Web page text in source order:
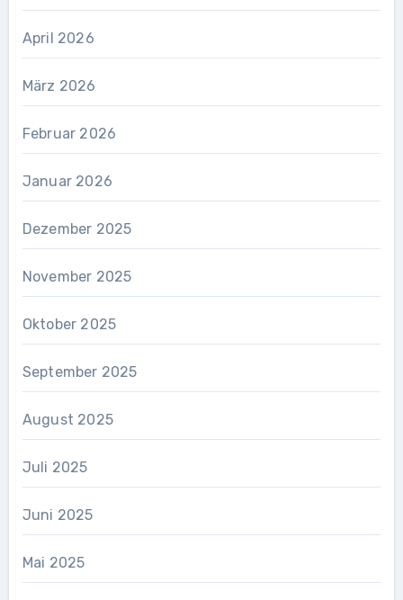
April 2026
März 2026
Februar 2026
Januar 2026
Dezember 2025
November 2025
Oktober 2025
September 2025
August 2025
Juli 2025
Juni 2025
Mai 2025